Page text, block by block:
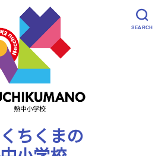
SEARCH
ちくまの